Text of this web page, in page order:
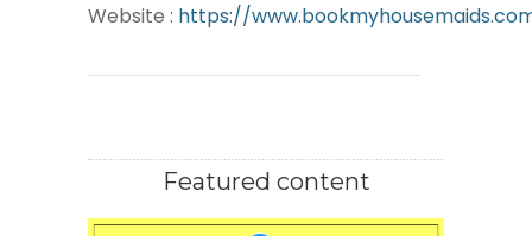
Website : https://
Featured content